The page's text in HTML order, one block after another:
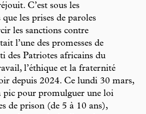
C’est sous les
les prises de paroles
les sanctions contre
l’une des promesses de
des Patriotes africains du
l’éthique et la fraternité
depuis 2024. Ce lundi 30 mars,
pic pour promulguer une loi
de prison (de 5 à 10 ans),